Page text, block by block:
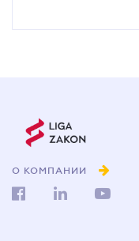
О КОМПАНИИ